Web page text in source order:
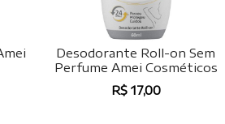
Desodorante Roll-on Sem
Perfume Amei Cosméticos
R$ 17,00